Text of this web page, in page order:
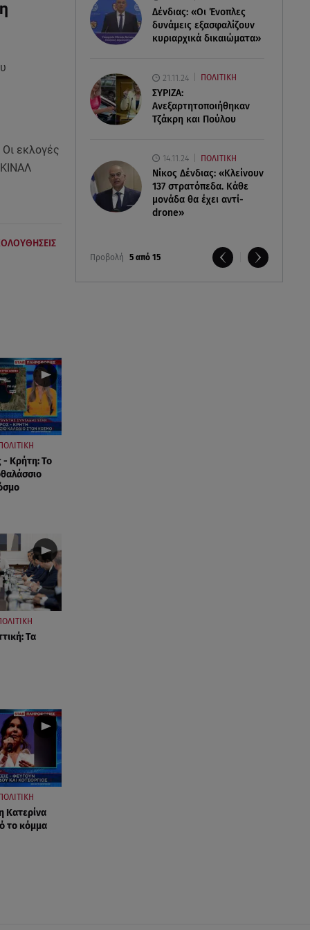
Δένδιας: «Οι Ένοπλες
δυνάμεις εξασφαλίζουν
κυριαρχικά δικαιώματα»
21.11.24 ΠΟΛΙΤΙΚΗ
ΣΥΡΙΖΑ:
Ανεξαρτητοποιήθηκαν
Τζάκρη και Πούλου
14.11.24 ΠΟΛΙΤΙΚΗ
Νίκος Δένδιας: «Κλείνουν
137 στρατόπεδα. Kάθε
μονάδα θα έχει αντί-
drone»
Προβολή 5 από 15
εκλογές
ΠΟΛΙΤΙΚΗ
- Κρήτη: Το
Τα
Κατερίνα
το κόμμα